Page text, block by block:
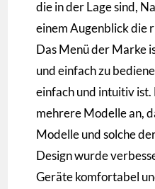
die in der Lage sind,
einem Augenblick die
Das Menü der Marke
und einfach zu
einfach und intuitiv
mehrere Modelle an,
Modelle und solche
Design wurde
Geräte komfortabel